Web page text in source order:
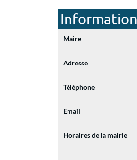
Maire
Adresse
Téléphone
Email
Horaires de la mairie